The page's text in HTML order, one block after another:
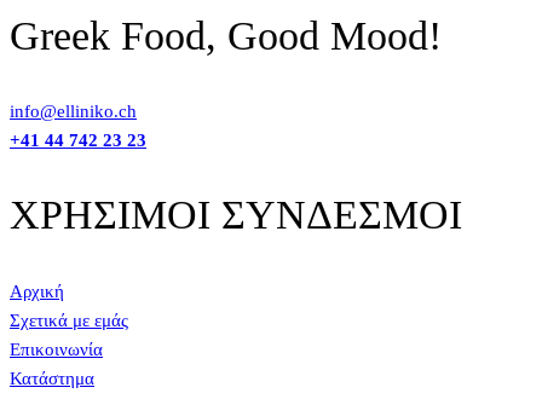
Greek Food, Good Mood!
info@elliniko.ch
+41 44 742 23 23
ΧΡΗΣΙΜΟΙ ΣΥΝΔΕΣΜΟΙ
Αρχική
Σχετικά με εμάς
Επικοινωνία
Κατάστημα